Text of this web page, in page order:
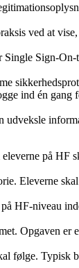
ved at
Sign-
ind én
på
Eleverne
HF-niveau
Opgaven
følge.